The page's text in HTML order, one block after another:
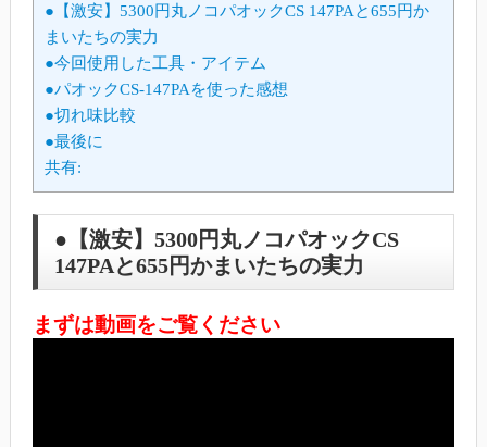
●【激安】5300円丸ノコパオックCS 147PAと655円か
まいたちの実力
●今回使用した工具・アイテム
●パオックCS-147PAを使った感想
●切れ味比較
●最後に
共有:
●【激安】5300円丸ノコパオックCS
147PAと655円かまいたちの実力
まずは動画をご覧ください